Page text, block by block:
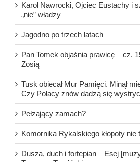
Karol Nawrocki, Ojciec Eustachy i
„nie” władzy
Jagodno po trzech latach
Pan Tomek objaśnia prawicę – cz.
Zosią
Tusk obiecał Mur Pamięci. Minął
Czy Polacy znów dadzą się
Pełzający zamach?
Komornika Rykalskiego kłopoty nie
Dusza, duch i fortepian – Esej